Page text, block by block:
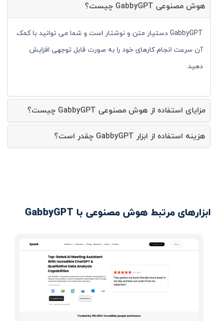
هوش مصنوعی GabbyGPT چیست؟
GabbyGPT دستیار متن و نوشتار است و شما می توانید با کمک
آن سرعت انجام کارهای خود را به صورت قابل توجهی افزایش
دهید.
مزایای استفاده از هوش مصنوعی GabbyGPT چیست؟
هزینه استفاده از ابزار GabbyGPT چقدر است؟
ابزارهای مرتبط هوش مصنوعی با GabbyGPT